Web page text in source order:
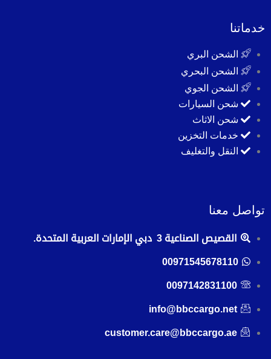
خدماتنا
الشحن البري
الشحن البحري
الشحن الجوي
شحن السيارات
شحن الاثاث
خدمات التخزين
النقل والتغليف
تواصل معنا
القصيص الصناعية 3 دبي الإمارات العربية المتحدة.
00971545678110
0097142831100
info@bbccargo.net
customer.care@bbccargo.ae